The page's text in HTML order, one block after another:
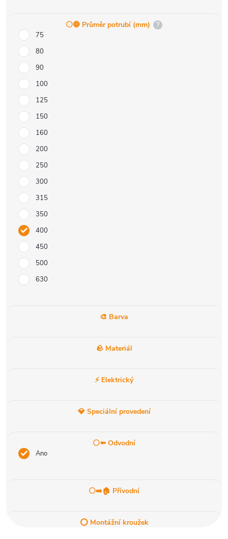
⚪️🔵 Průměr potrubí (mm) ?
75
80
90
100
125
150
160
200
250
300
315
350
400
450
500
630
🎨 Barva
🪨 Materiál
⚡ Elektrický
💎 Speciální provedení
⚪⬅️ Odvodní
Ano
⚪➡️🏠 Přívodní
⭕ Montážní kroužek